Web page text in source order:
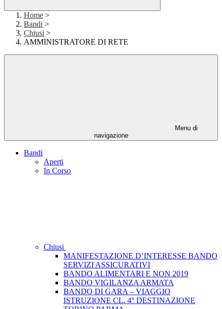
Home >
Bandi >
Chiusi >
AMMINISTRATORE DI RETE
Menu di
navigazione
Bandi
Aperti
In Corso
Chiusi
MANIFESTAZIONE D’INTERESSE BANDO
SERVIZI ASSICURATIVI
BANDO ALIMENTARI E NON 2019
BANDO VIGILANZA ARMATA
BANDO DI GARA – VIAGGIO
ISTRUZIONE CL. 4° DESTINAZIONE